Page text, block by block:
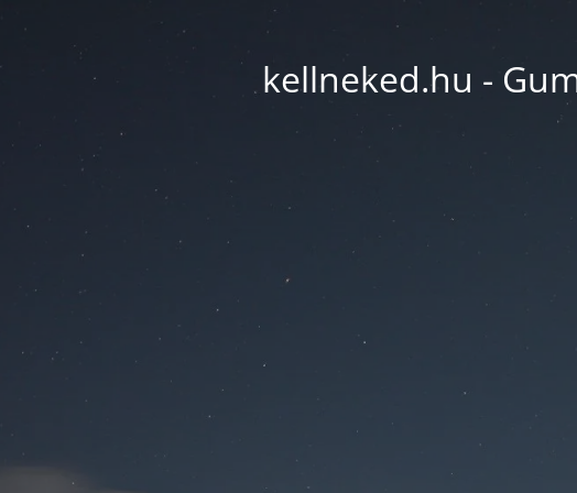
kellneked.hu -